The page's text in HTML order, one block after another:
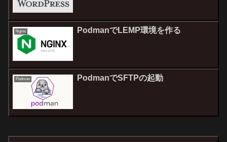
Nginx PodmanでLEMP環境を作る
Podman PodmanでSFTPの起動